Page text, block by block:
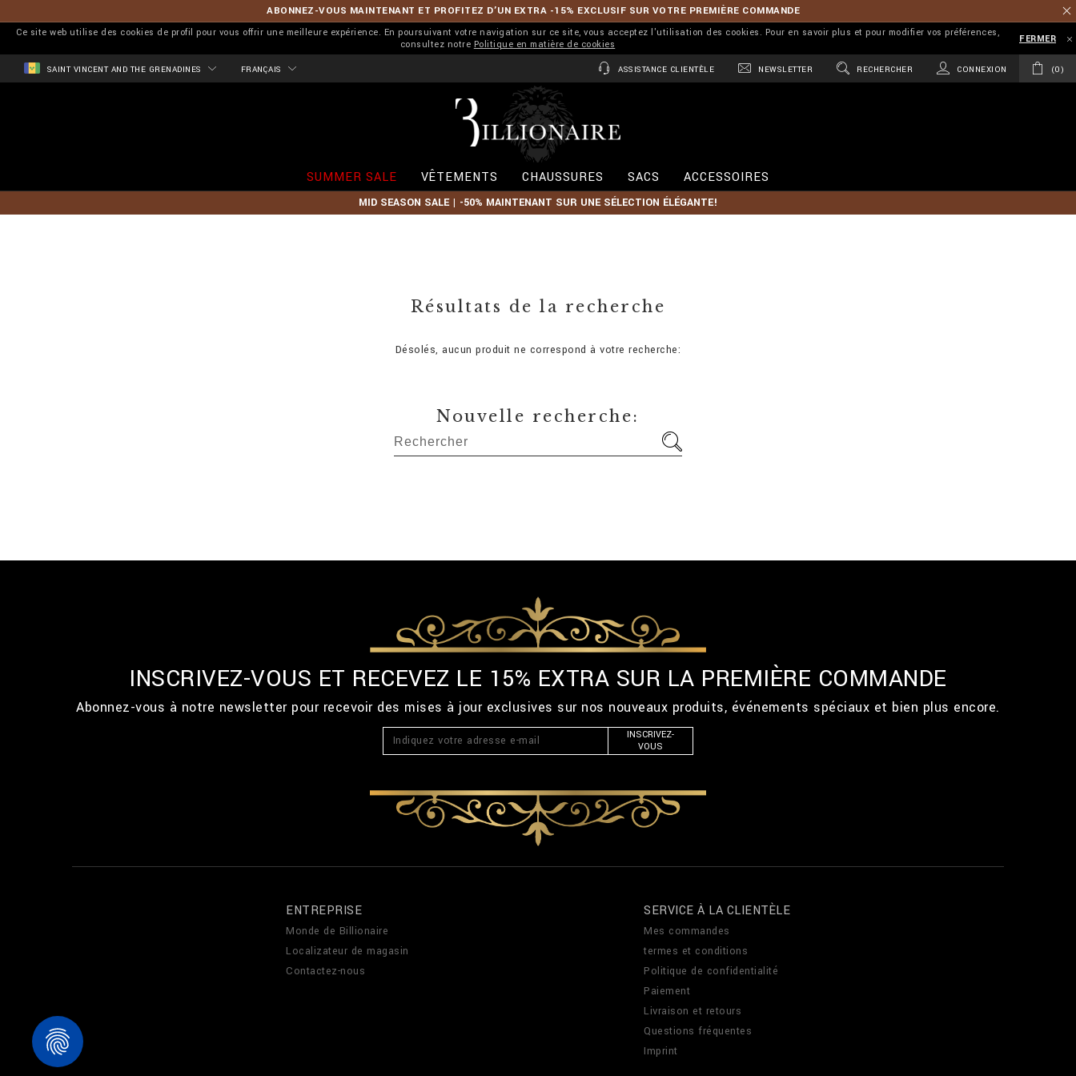
ABONNEZ-VOUS MAINTENANT ET PROFITEZ D’UN EXTRA -15% EXCLUSIF SUR VOTRE PREMIÈRE COMMANDE
Ce site web utilise des cookies de profil pour vous offrir une meilleure expérience. En poursuivant votre navigation sur ce site, vous acceptez l'utilisation des cookies. Pour en savoir plus et pour modifier vos préférences,
consultez notre Politique en matière de cookies FERMER
SAINT VINCENT AND THE GRENADINES FRANÇAIS ASSISTANCE CLIENTÈLE NEWSLETTER RECHERCHER CONNEXION 0
l
n
a
SUMMER SALE VÊTEMENTS CHAUSSURES SACS ACCESSOIRES
MID SEASON SALE | -50% MAINTENANT SUR UNE SÉLECTION ÉLÉGANTE!
Résultats de la recherche
Désolés, aucun produit ne correspond à votre recherche:
Nouvelle recherche:
INSCRIVEZ-VOUS ET RECEVEZ LE 15% EXTRA SUR LA PREMIÈRE COMMANDE
Abonnez-vous à notre newsletter pour recevoir des mises à jour exclusives sur nos nouveaux produits, événements spéciaux et bien plus encore.
INSCRIVEZ-
VOUS
ENTREPRISE
Monde de Billionaire
Localizateur de magasin
Contactez-nous
SERVICE À LA CLIENTÈLE
Mes commandes
termes et conditions
Politique de confidentialité
Paiement
Livraison et retours
Questions fréquentes
Imprint